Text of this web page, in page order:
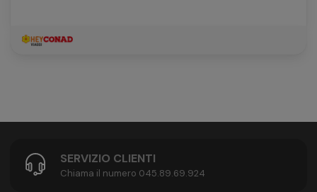
SERVIZIO CLIENTI
Chiama il numero 045.89.69.924